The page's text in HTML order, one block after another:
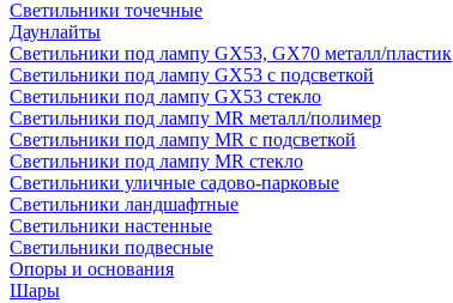
Светильники точечные
Даунлайты
Светильники под лампу GX53, GX70 металл/пластик
Светильники под лампу GX53 с подсветкой
Светильники под лампу GX53 стекло
Светильники под лампу MR металл/полимер
Светильники под лампу MR с подсветкой
Светильники под лампу MR стекло
Светильники уличные садово-парковые
Светильники ландшафтные
Светильники настенные
Светильники подвесные
Опоры и основания
Шары